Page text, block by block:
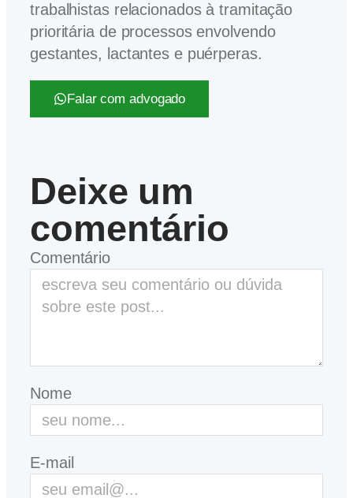
trabalhistas relacionados à tramitação
prioritária de processos envolvendo
gestantes, lactantes e puérperas.
Falar com advogado
Deixe um
comentário
Comentário
Nome
E-mail